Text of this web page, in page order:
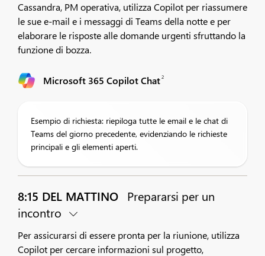
Cassandra, PM operativa, utilizza Copilot per riassumere
le sue e-mail e i messaggi di Teams della notte e per
elaborare le risposte alle domande urgenti sfruttando la
funzione di bozza.
Microsoft 365 Copilot Chat2
Esempio di richiesta: riepiloga tutte le email e le chat di
Teams del giorno precedente, evidenziando le richieste
principali e gli elementi aperti.
8:15 DEL MATTINO Prepararsi per un
incontro
Per assicurarsi di essere pronta per la riunione, utilizza
Copilot per cercare informazioni sul progetto,